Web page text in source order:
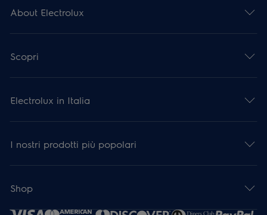
About Electrolux
Scopri
Electrolux in Italia
I nostri prodotti più popolari
Shop